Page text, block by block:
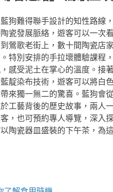
狗難得聯手設計的知性路線
瓷發展脈絡，遊客可以一次
鶯歌老街上，數十間陶瓷店
特別安排的手拉壞體驗課程
感受泥土在掌心的溫度。接
靛染布技術，遊客可以將白
來獨一無二的驚喜。藍狗會
工藝背後的歷史故事，兩人
，也可預約專人導覽，深入
陶瓷器皿盛裝的下午茶，為